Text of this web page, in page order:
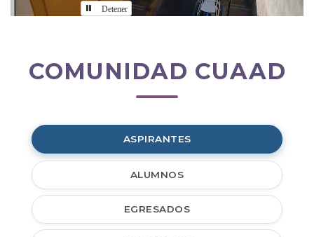
Detener
Comunidad
COMUNIDAD CUAAD
ASPIRANTES
ALUMNOS
EGRESADOS